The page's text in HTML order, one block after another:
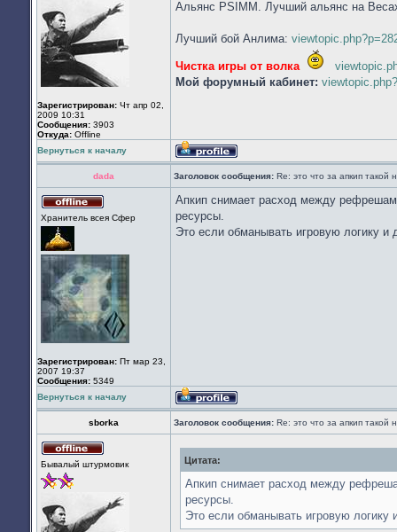
Зарегистрирован: Чт апр 02,
2009 10:31
Сообщения: 3903
Откуда: Offline
Альянс PSIMM. Лучший альянс на
Лучший бой Анлима:
Чистка игры от волка
Мой форумный кабинет:
Вернуться к началу
Профиль
dada
Заголовок сообщения: Re: это что за апкип
Не
в
Хранитель всея Cфер
Зарегистрирован: Пт мар 23,
2007 19:37
Сообщения: 5349
Апкип снимает расход между
ресурсы.
Это если обманывать игровую логику и
Вернуться к началу
Профиль
sborka
Заголовок сообщения: Re: это что за апкип
в
Бывалый штурмовик Цитата:
Апкип снимает расход между
ресурсы.
Это если обманывать игровую логику